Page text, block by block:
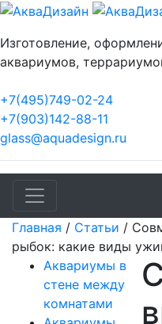
Изготовление,
аквариумов,
+7(495)749-02-24
+7(903)142-88-11
glass@aquadesign.ru
Главная / Статьи /
рыбок: какие виды
Аквариумы в
стене между
комнатами